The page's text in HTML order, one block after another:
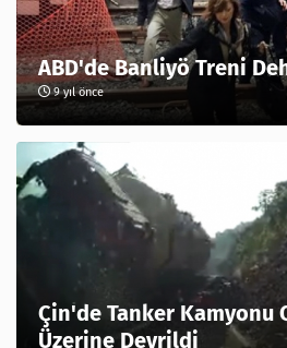
ABD'de Banliyö Treni
9 yıl önce
Çin'de Tanker Kamyonu
Üzerine Devrildi